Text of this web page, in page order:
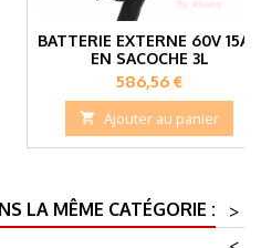
BATTERIE EXTERNE 60V 15AH
EN SACOCHE 3L
Prix
586,56 €
 Ajouter au panier
LA MÊME CATÉGORIE :
>